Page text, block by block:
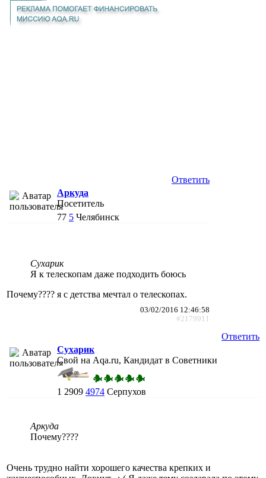
Ответить
Аркуда
Посетитель
77 5 Челябинск
Сухарик
Я к телескопам даже подходить боюсь
Почему???? я с детства мечтал о телескопах.
03/02/2016 12:46:58
#2179911
Ответить
Сухарик
Свой на Aqa.ru, Кандидат в Советники
1 2909 4974 Серпухов
Аркуда
Почему????
Очень трудно найти хорошего качества крепких и